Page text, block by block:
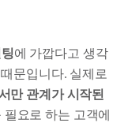
에 가깝다고 생각
문입니다. 실제로
만 관계가 시작된
요로 하는 고객에